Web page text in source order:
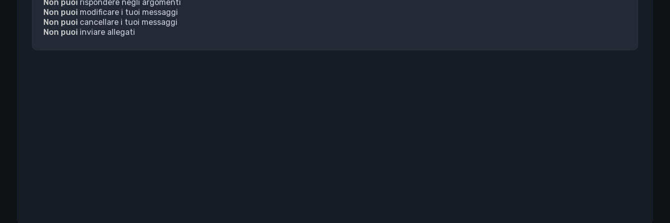
Non puoirispondere negli argomenti
Non puoimodificare i tuoi messaggi
Non puoicancellare i tuoi messaggi
Non puoiinviare allegati